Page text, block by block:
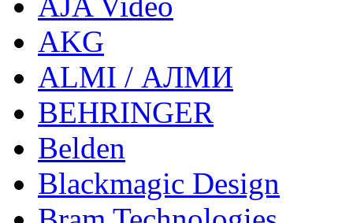
AKG
ALMI / АЛМИ
BEHRINGER
Belden
Blackmagic Design